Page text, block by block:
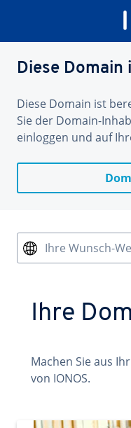
Diese
Diese Domain ist
Sie der Domain-
einloggen und auf
Ihre Wunsch-
Ihre
Machen Sie aus
von IONOS.